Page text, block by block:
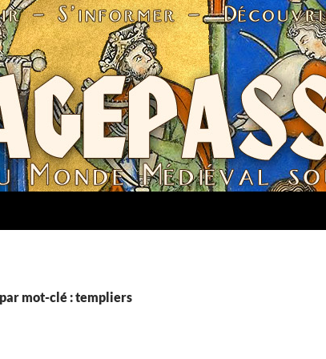
mot-clé : templiers